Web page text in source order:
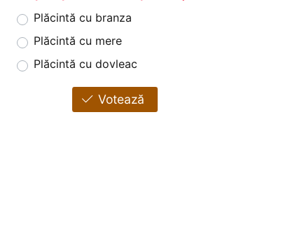
Plăcintă cu branza
Plăcintă cu mere
Plăcintă cu dovleac
Votează